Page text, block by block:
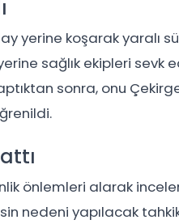
yerine koşarak yaralı
sağlık ekipleri sevk
sonra, onu
önlemleri alarak
nedeni yapılacak